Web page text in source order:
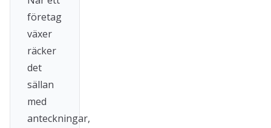
företag
växer
räcker
det
sällan
med
anteckningar,